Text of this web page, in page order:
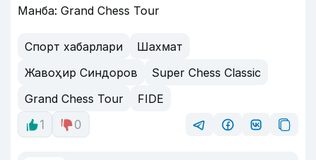
Манба: Grand Chess Tour
Спорт хабарлари
Шахмат
Жавоҳир Синдоров
Super Chess Classic
Grand Chess Tour
FIDE
1
0